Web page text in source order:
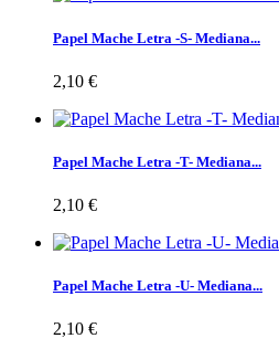
Papel Mache Letra -S- Mediana...
2,10 €
Papel Mache Letra -T- Mediana...
2,10 €
Papel Mache Letra -U- Mediana...
2,10 €